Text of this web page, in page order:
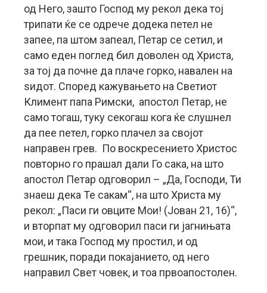
од Него, зашто Господ му рекол дека тој
трипати ќе се одрече додека петел не
запее, па штом запеал, Петар се сетил, и
само еден поглед бил доволен од Христа,
за тој да почне да плаче горко, навален на
ѕидот. Според кажувањето на Светиот
Климент папа Римски, апостол Петар, не
само тогаш, туку секогаш кога ќе слушнел
да пее петел, горко плачел за својот
направен грев. По воскресението Христос
повторно го прашал дали Го сака, на што
апостол Петар одговорил – „Да, Господи, Ти
знаеш дека Те сакам“, на што Христа му
рекол: „Паси ги овците Мои! (Јован 21, 16)“,
и вторпат му одговорил паси ги јагнињата
мои, и така Господ му простил, и од
грешник, поради покајанието, од него
направил Свет човек, и тоа првоапостолен.